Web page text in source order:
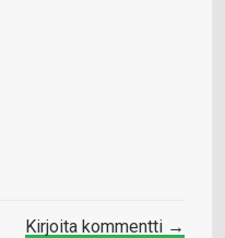
Kirjoita kommentti →